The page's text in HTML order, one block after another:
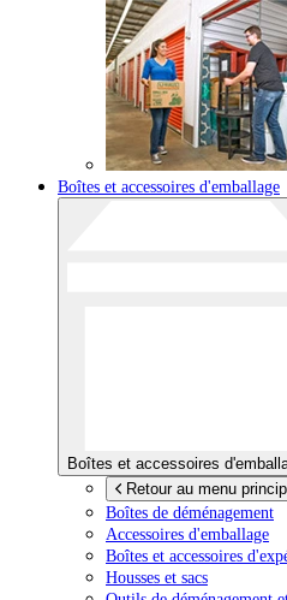
Boîtes et accessoires d'emballage
Boîtes et accessoires
Retour au menu
Boîtes de déménagement
Accessoires d'emballage
Boîtes et accessoires
Housses et sacs